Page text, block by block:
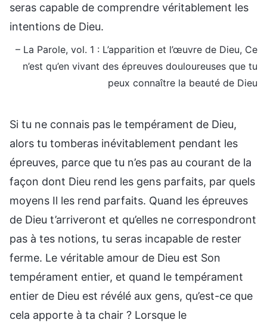
seras capable de comprendre véritablement les
intentions de Dieu.
– La Parole, vol. 1 : L’apparition et l’œuvre de Dieu, Ce
n’est qu’en vivant des épreuves douloureuses que tu
peux connaître la beauté de Dieu
Si tu ne connais pas le tempérament de Dieu,
alors tu tomberas inévitablement pendant les
épreuves, parce que tu n’es pas au courant de la
façon dont Dieu rend les gens parfaits, par quels
moyens Il les rend parfaits. Quand les épreuves
de Dieu t’arriveront et qu’elles ne correspondront
pas à tes notions, tu seras incapable de rester
ferme. Le véritable amour de Dieu est Son
tempérament entier, et quand le tempérament
entier de Dieu est révélé aux gens, qu’est-ce que
cela apporte à ta chair ? Lorsque le